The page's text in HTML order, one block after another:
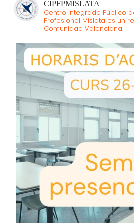
CIPFPMISLATA
Centro Integrado Público
Profesional Mislata es un
Comunidad Valenciana.